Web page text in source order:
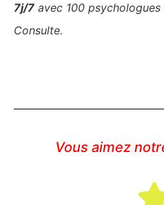
7j/7 avec 100
Consulte.
Vous aimez